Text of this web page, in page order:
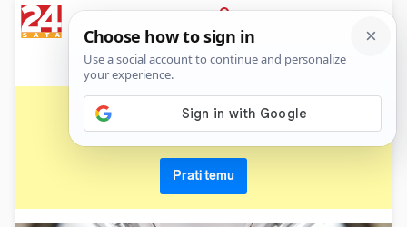
PRIJAVA
News
kisik
Prati temu